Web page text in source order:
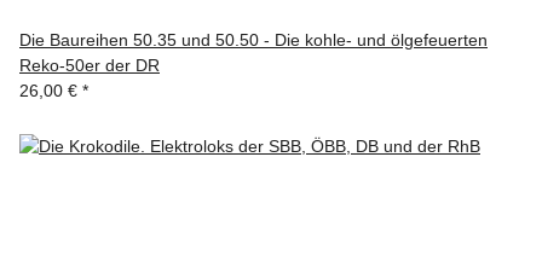
Die Baureihen 50.35 und 50.50 - Die kohle- und ölgefeuerten
Reko-50er der DR
26,00 € *